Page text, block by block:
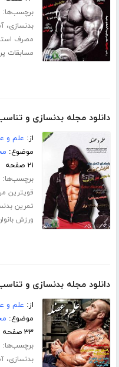
برچسب‌ها:
بدنسازی،
مصرف
مسابقات
دانلود مجله بدنسازی و
از: علم و
موضوع:
۲۱ صفحه
برچسب‌ها:
قویترین
تمرین
ورزش
دانلود مجله بدنسازی و
از: علم و
موضوع:
۳۳ صفحه
برچسب‌ها:
بدنسازی،